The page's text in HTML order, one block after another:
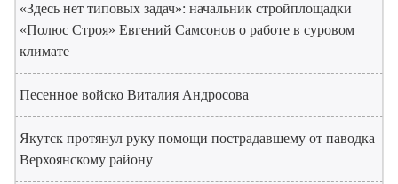
«Здесь нет типовых задач»: начальник стройплощадки
«Полюс Строя» Евгений Самсонов о работе в суровом
климате
Песенное войско Виталия Андросова
Якутск протянул руку помощи пострадавшему от паводка
Верхоянскому району